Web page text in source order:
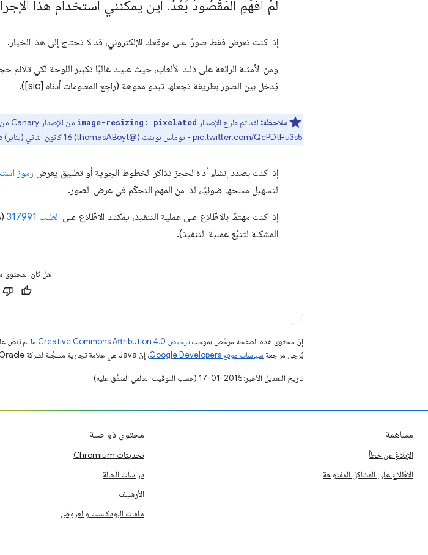
لَمْ أَفْهَمِ الْمَقْصُودْ بَعْدُ. أين يمكنني استخدام هذا
إذا كنت تعرض فقط صورًا على موقعك الإلكتروني، قد لا تحتاج إلى هذا الخيار.
يُدخل بين الصور بطريقة تجعلها تبدو مموهة (راجِع المعلومات أدناه [sic]).
ملاحظة: لقد تم طرح الإصدار image-resizing: pixelated من الإصدار Canary من
pic.twitter.com/QcPDtHu3s5- توماس بوينت (@thomasABoyt) ‫16 كانون الثاني (يناير) 2015
إذا كنت بصدد إنشاء أداة لحجز تذاكر الخطوط الجوية أو تطبيق يعرض رموز
لتسهيل مسحها ضوئيًا، لذا من المهم التحكّم في عرض الصور.
إذا كنت مهتمًا بالاطّلاع على عملية التنفيذ، يمكنك الاطّلاع على الطلب 317991
المشكلة لتتبُّع عملية التنفيذ).
هل كان المحتوى
إنّ محتوى هذه الصفحة مرخّص بموجبترخيص Creative Commons Attribution 4.0‏ ما لم يُنصّ
يُرجى مراجعة سياسات موقع Google Developers‏ . إنّ Java هي علامة تجارية مسجَّلة لشركة Oracle و/أو شركائها التابعين.
تاريخ التعديل الأخير: 2015-01-17 (حسب التوقيت العالمي المتفَّق عليه)
مساهمة
الإبلاغ عن خطأ
الاطّلاع على المشاكل المفتوحة
محتوى ذو صلة
تحديثات Chromium
دراسات الحالة
الأرشيف
ملفات البودكاست والعروض